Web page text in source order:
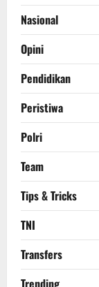
Nasional
Opini
Pendidikan
Peristiwa
Polri
Team
Tips & Tricks
TNI
Transfers
Trending